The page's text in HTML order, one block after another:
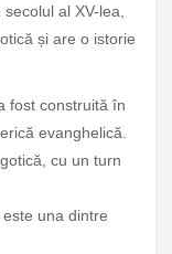
al XV-lea,
și are o istorie
fost construită în
evanghelică.
cu un turn
una dintre